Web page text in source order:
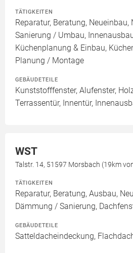
TÄTIGKEITEN
Reparatur, Beratung,
Sanierung / Umbau,
Küchenplanung & Einbau,
Planung / Montage
GEBÄUDETEILE
Kunststofffenster, Alufenster,
Terrassentür, Innentür,
WST
Talstr. 14, 51597 Morsbach (19km
TÄTIGKEITEN
Reparatur, Beratung, Ausbau,
Dämmung / Sanierung,
GEBÄUDETEILE
Satteldacheindeckung,